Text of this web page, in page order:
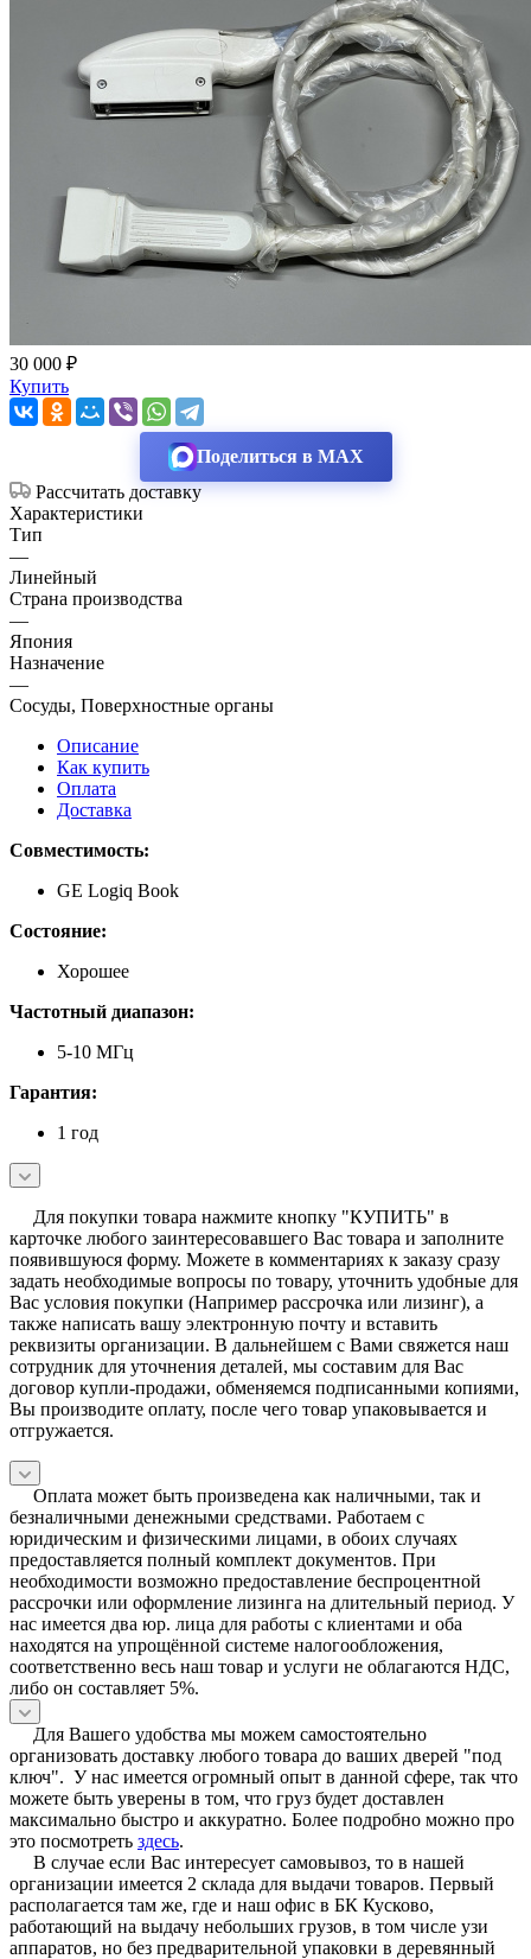
30 000 ₽
Купить
Поделиться в MAX
Рассчитать доставку
Характеристики
Тип
—
Линейный
Страна производства
—
Япония
Назначение
—
Сосуды, Поверхностные органы
Описание
Как купить
Оплата
Доставка
Совместимость:
GE Logiq Book
Состояние:
Хорошее
Частотный диапазон:
5-10 МГц
Гарантия:
1 год
Для покупки товара нажмите кнопку "КУПИТЬ" в
карточке любого заинтересовавшего Вас товара и заполните
появившуюся форму. Можете в комментариях к заказу сразу
задать необходимые вопросы по товару, уточнить удобные для
Вас условия покупки (Например рассрочка или лизинг), а
также написать вашу электронную почту и вставить
реквизиты организации. В дальнейшем с Вами свяжется наш
сотрудник для уточнения деталей, мы составим для Вас
договор купли-продажи, обменяемся подписанными копиями,
Вы производите оплату, после чего товар упаковывается и
отгружается.
Оплата может быть произведена как наличными, так и
безналичными денежными средствами. Работаем с
юридическим и физическими лицами, в обоих случаях
предоставляется полный комплект документов. При
необходимости возможно предоставление беспроцентной
рассрочки или оформление лизинга на длительный период. У
нас имеется два юр. лица для работы с клиентами и оба
находятся на упрощённой системе налогообложения,
соответственно весь наш товар и услуги не облагаются НДС,
либо он составляет 5%.
Для Вашего удобства мы можем самостоятельно
организовать доставку любого товара до ваших дверей "под
ключ". У нас имеется огромный опыт в данной сфере, так что
можете быть уверены в том, что груз будет доставлен
максимально быстро и аккуратно. Более подробно можно про
это посмотреть здесь.
В случае если Вас интересует самовывоз, то в нашей
организации имеется 2 склада для выдачи товаров. Первый
располагается там же, где и наш офис в БК Кусково,
работающий на выдачу небольших грузов, в том числе узи
аппаратов, но без предварительной упаковки в деревянный